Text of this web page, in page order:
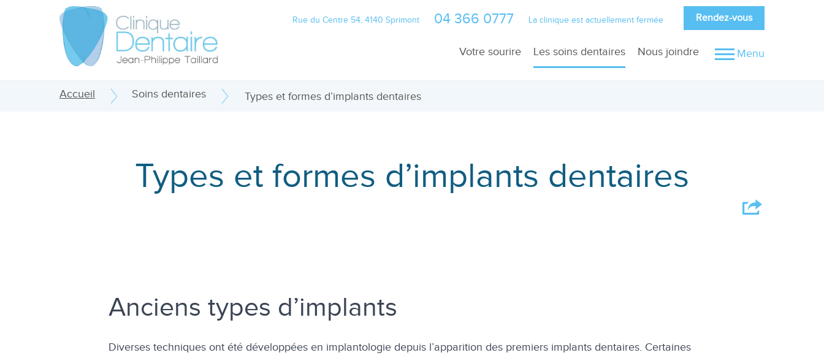
Rue du Centre 54, 4140 Sprimont 04 366 0777 La clinique est actuellement fermée Rendez-vous
Menu
Votre sourire
Volume de la gencive
Les soins dentaires
Implantologie
Nous joindre
Accueil Soins dentaires Types et formes d’implants dentaires
Types et formes d’implants dentaires
Anciens types d’implants
Diverses techniques ont été développées en implantologie depuis l’apparition des premiers implants dentaires. Certaines